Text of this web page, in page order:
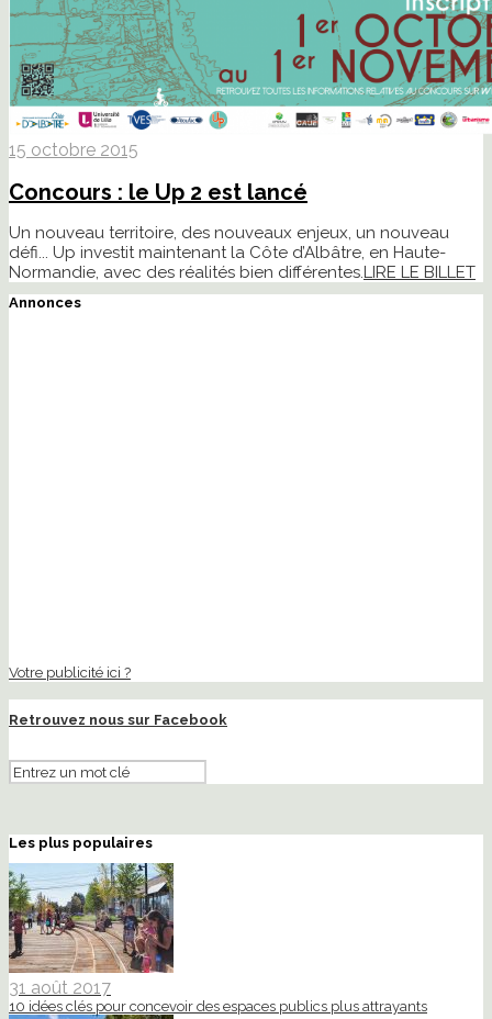
15 octobre 2015
Concours : le Up 2 est lancé
Un nouveau territoire, des nouveaux enjeux, un nouveau
défi... Up investit maintenant la Côte d’Albâtre, en Haute-
Normandie, avec des réalités bien différentes.LIRE LE BILLET
Annonces
Votre publicité ici ?
Retrouvez nous sur Facebook
Les plus populaires
31 août 2017
10 idées clés pour concevoir des espaces publics plus attrayants